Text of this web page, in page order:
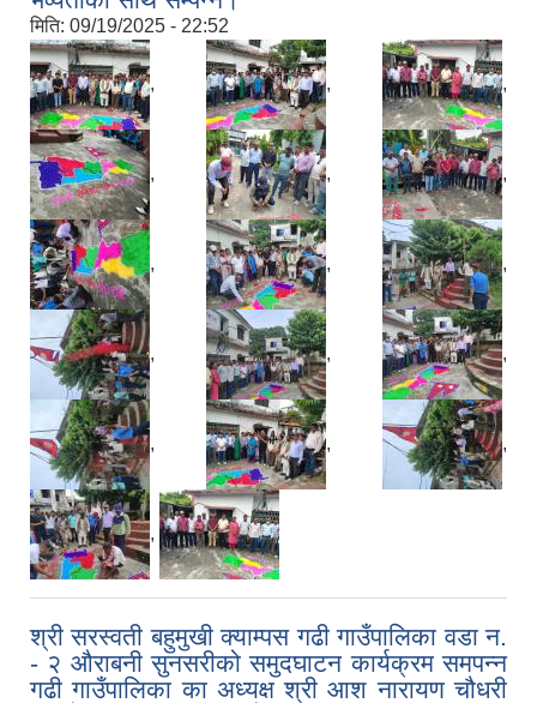
मिति: 09/19/2025 - 22:52
, , ,
, , ,
, , ,
, , ,
, , ,
,
श्री सरस्वती बहुमुखी क्याम्पस गढी गाउँपालिका वडा न.
- २ औराबनी सुनसरीको समुदघाटन कार्यक्रम समपन्न
गढी गाउँपालिका का अध्यक्ष श्री आश नारायण चौधरी